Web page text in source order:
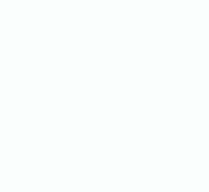
digitalt